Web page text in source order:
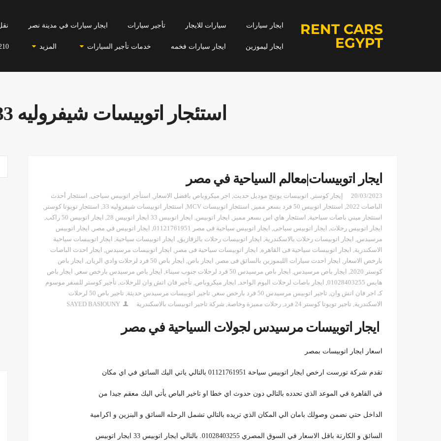
RENT CARS
EGYPT
ايجار سيارات سيارات للايجار تأجير سيارات ايجار سيارات في مدينة نصر
ايجار ليموزين ايجار سيارات فخمه خدمات تأجير السيارات المزيد
استئجار اتوبيسات شيفروليه 33
ايجار اتوبيسات|معالم السياحية في مصر
20/03/2023 إيجار كوستر , اتوبيسات يوتنج موديل حديث, اجر ميكروباص بافضل الاسعار , استأجر اتوبيس سياحى, استئجار أحدث
الباصات 2022
, استئجار اتوبيس 50 فرد بسعر مميز , استئجار اتوبيسات MCV , استئجار اتوبيسات شيفروليه 33 , استئجار تويوتا كوستر ,
استئجار ميني باصات سياحية, استئجار هاي اس بسعر مميز , ايجار اتوبيس, ايجار اتوبيس 33 ايجار اتوبيس 28 , ايجار اتوبيس 50 راكب
,
ايجار اتوبيس رحلات, ايجار اتوبيس سياحى, ايجار اتوبيس سياحية فى مصر 01121761951 , ايجار اتوبيس في مصر , ايجار اتوبيس
مرسيدس, ايجار اتوبيسات رحلات بالاسكندرية, ايجار اتوبيسات رحلات بالزقازيق, ايجار اتوبيسات سياحية, ايجار اتوبيسات سياحية
الاسكندرية, ايجار اتوبيسات سياحية فى القاهره, ايجار اتوبيسات سياحية فى مصر , ايجار اتوبيسات مرسيدس, ايجار احدث الباصات
بارخص الاسعار , ايجار احدث سيارات الليموزين بالسائق فى مصر , ايجار باص, ايجار باص 50 فرد لرحلات وادي الريان , ايجار باص
كوستر 2020
, ايجار باص مرسيدس, ايجار باص مرسيدس 50 فرد لرحلات جنوب سيناء , ايجار باص مرسيدس بارخص سعر , ايجار باص
هايس 01028403255
, ايجار باصات لرحلات اليوم الواحد, ايجار ميكروباص, تأجير فان اتش وان للرحلات, تأجير كوستر للسفر موسوم
كـ اجر فان اتش وان, تاجير اتوبيس مرسيدس 50 فرد بارخص سعر , تاجير اتوبيسات مرسيدس حديثة,
تاجير باص 50 لرحلات
الاسكندرية, تاجير تويوتا كوستر 24 فرد , رحلات مميزة وخاصة, شركة تاجير اتوبيسات بالاسكندرية SAYED BASIOUNY
ايجار اتوبيسات مرسيدس لجولات السياحية في مصر
اسعار ايجار اتوبيسات بمصر
تقدم شركة تورست ارخص ايجار اتوبيس سياحة 01121761951 بالتالي ياتي اليك السائق في اي مكان
في القاهرة في الموعد الذي تحدده بالتالي دون حدوث اي خطا او تاخير الباص يأتي اليك معقم جيدا من
الداخل حتي نضمن وصولك بامان الي المكان الذي تريده بالتالي تشمل الرحله السائق و البنزين و اكرامية
السائق و الكارتة باقل الاسعار في السوق المصري 01028403255. بالتالي ايجار اتوبيس 33 ايجار اتوبيس